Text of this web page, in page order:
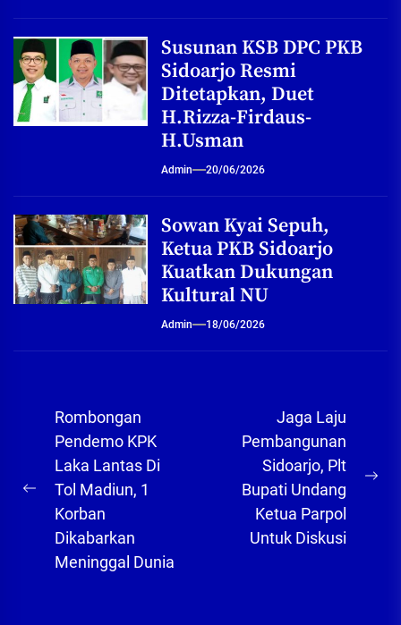
Susunan KSB DPC PKB
Sidoarjo Resmi
Ditetapkan, Duet
H.Rizza-Firdaus-
H.Usman
Admin 20/06/2026
Sowan Kyai Sepuh,
Ketua PKB Sidoarjo
Kuatkan Dukungan
Kultural NU
Admin 18/06/2026
Navigasi
pos
Previous
post:
Rombongan
Pendemo KPK
Laka Lantas Di
Tol Madiun, 1
Korban
Dikabarkan
Meninggal Dunia
Jaga Laju
Pembangunan
Sidoarjo, Plt
Bupati Undang
Ketua Parpol
Untuk Diskusi